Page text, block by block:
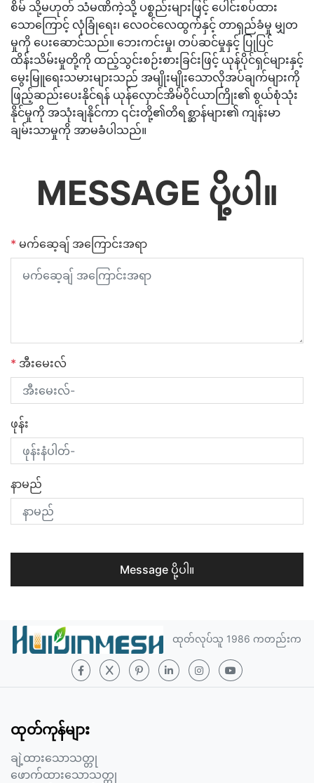
စိမ် သို့မဟုတ် သံမဏိကဲ့သို့ ပစ္စည်းများဖြင့် ပေါင်းစပ်ထား
သောကြောင့် လုံခြုံရေး၊ လေဝင်လေထွက်နှင့် တာရှည်ခံမှု မျှတ
မှုကို ပေးဆောင်သည်။ ဘေးကင်းမှု၊ တပ်ဆင်မှုနှင့် ပြုပြင်
ထိန်းသိမ်းမှုတို့ကို ထည့်သွင်းစဉ်းစားခြင်းဖြင့် ယုန်ပိုင်ရှင်များနှင့်
မွေးမြူရေးသမားများသည် အမျိုးမျိုးသောလိုအပ်ချက်များကို
ဖြည့်ဆည်းပေးနိုင်ရန် ယုန်လှောင်အိမ်ဝိုင်ယာကြိုး၏ စွယ်စုံသုံး
နိုင်မှုကို အသုံးချနိုင်ကာ ၎င်းတို့၏တိရစ္ဆာန်များ၏ ကျန်းမာ
ချမ်းသာမှုကို အာမခံပါသည်။
MESSAGE ပို့ပါ။
* မက်ဆေ့ချ် အကြောင်းအရာ
* အီးမေးလ်
ဖုန်း
နာမည်
Message ပို့ပါ။
ထုတ်လုပ်သူ 1986 ကတည်းက
ထုတ်ကုန်များ
ချဲ့ထားသောသတ္တု
ဖောက်ထားသောသတ္တု